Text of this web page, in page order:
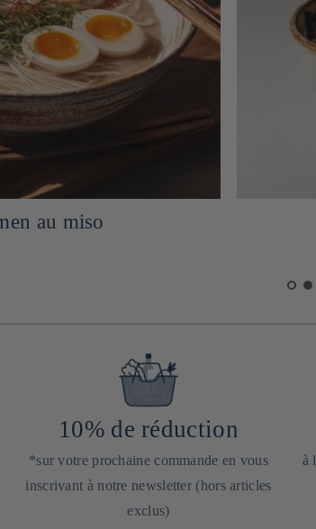
Recette de
10% de réduction
*sur votre prochaine commande en vous
inscrivant à notre newsletter (hors articles
exclus)
à